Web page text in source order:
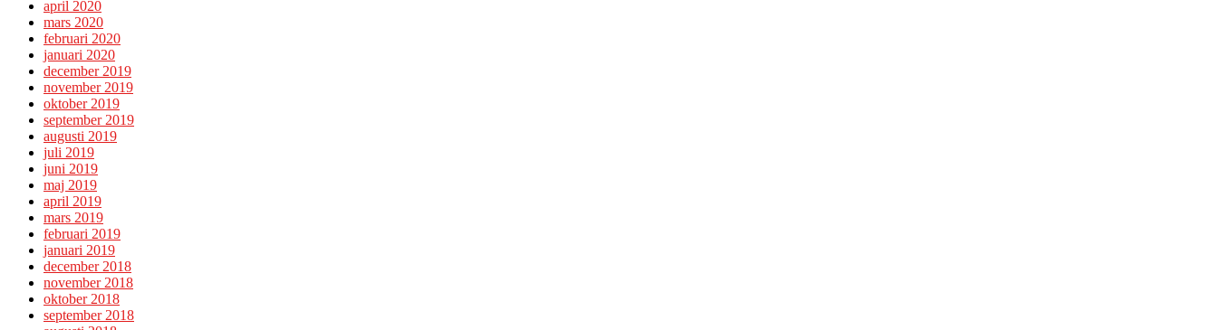
april 2020
mars 2020
februari 2020
januari 2020
december 2019
november 2019
oktober 2019
september 2019
augusti 2019
juli 2019
juni 2019
maj 2019
april 2019
mars 2019
februari 2019
januari 2019
december 2018
november 2018
oktober 2018
september 2018